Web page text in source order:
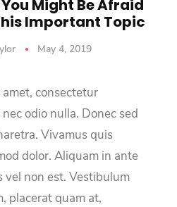
Might Be Afraid
Important Topic
May 4, 2019
consectetur
odio nulla. Donec sed
Vivamus quis
dolor. Aliquam in ante
vel non est. Vestibulum
placerat quam at,